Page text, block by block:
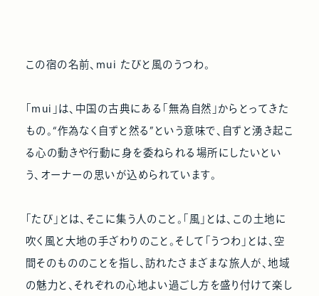
この宿の名前、mui たびと風のうつわ。
「mui」は、中国の古典にある「無為自然」からとってきた
もの。“作為なく自ずと然る”という意味で、自ずと湧き起こ
る心の動きや行動に身を委ねられる場所にしたいとい
う、オーナーの思いが込められています。
「たび」とは、そこに集う人のこと。「風」とは、この土地に
吹く風と大地の手ざわりのこと。そして「うつわ」とは、空
間そのもののことを指し、訪れたさまざまな旅人が、地域
の魅力と、それぞれの心地よい過ごし方を盛り付けて楽し